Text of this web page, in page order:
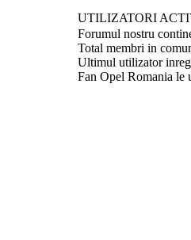
UTILIZATORI
Forumul nostru
Total membri in
Ultimul utilizator
Fan Opel Romania le